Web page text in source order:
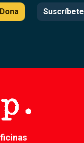
Dona Suscríbete